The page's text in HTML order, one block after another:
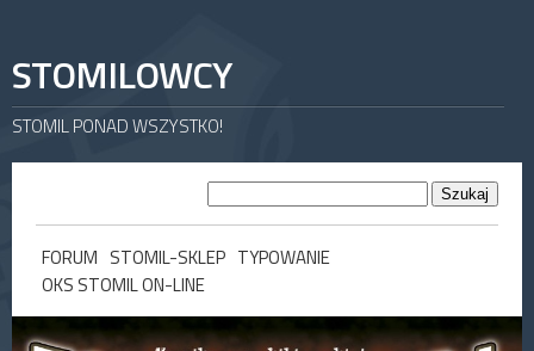
STOMILOWCY
STOMIL PONAD WSZYSTKO!
FORUM STOMIL-SKLEP TYPOWANIE
OKS STOMIL ON-LINE